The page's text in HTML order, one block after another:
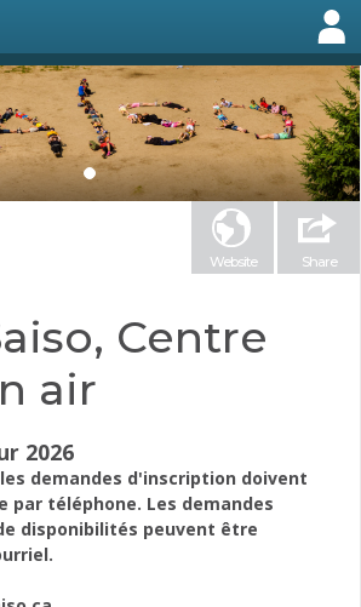
Website Share
Centre
air
2026
demandes d'inscription doivent
par téléphone. Les demandes
disponibilités peuvent être